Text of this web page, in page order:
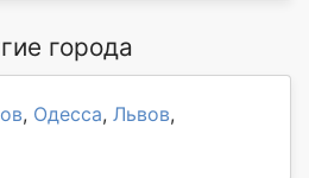
города
, Одесса, Львов,